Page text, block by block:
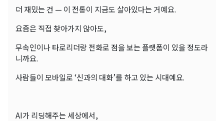
더 재밌는 건 — 이 전통이 지금도 살아있다는 거예요.
요즘은 직접 찾아가지 않아도,
무속인이나 타로리더랑 전화로 점을 보는 플랫폼이 있을 정도라
니까요.
사람들이 모바일로 ‘신과의 대화’를 하고 있는 시대예요.
AI가 리딩해주는 세상에서,